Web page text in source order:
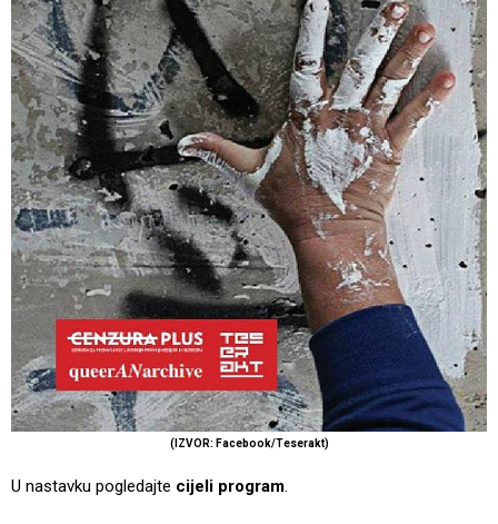
(IZVOR: Facebook/Teserakt)
U nastavku pogledajte cijeli program.